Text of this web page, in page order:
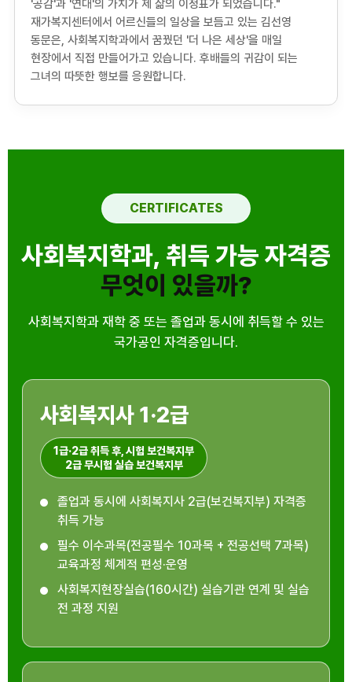
'공감'과 '연대'의 가치가 제 삶의 이정표가 되었습니다."
재가복지센터에서 어르신들의 일상을 보듬고 있는 김선영
동문은, 사회복지학과에서 꿈꿨던 '더 나은 세상'을 매일
현장에서 직접 만들어가고 있습니다. 후배들의 귀감이 되는
그녀의 따뜻한 행보를 응원합니다.
CERTIFICATES
사회복지학과, 취득 가능 자격증
무엇이 있을까?
사회복지학과 재학 중 또는 졸업과 동시에 취득할 수 있는
국가공인 자격증입니다.
사회복지사 1·2급
1급·2급 취득 후, 시험 보건복지부
2급 무시험 실습 보건복지부
졸업과 동시에 사회복지사 2급(보건복지부) 자격증
취득 가능
필수 이수과목(전공필수 10과목 + 전공선택 7과목)
교육과정 체계적 편성·운영
사회복지현장실습(160시간) 실습기관 연계 및 실습
전 과정 지원